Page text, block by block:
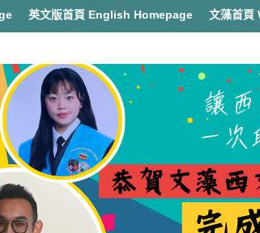
英文版首頁 English Homepage 文藻首頁